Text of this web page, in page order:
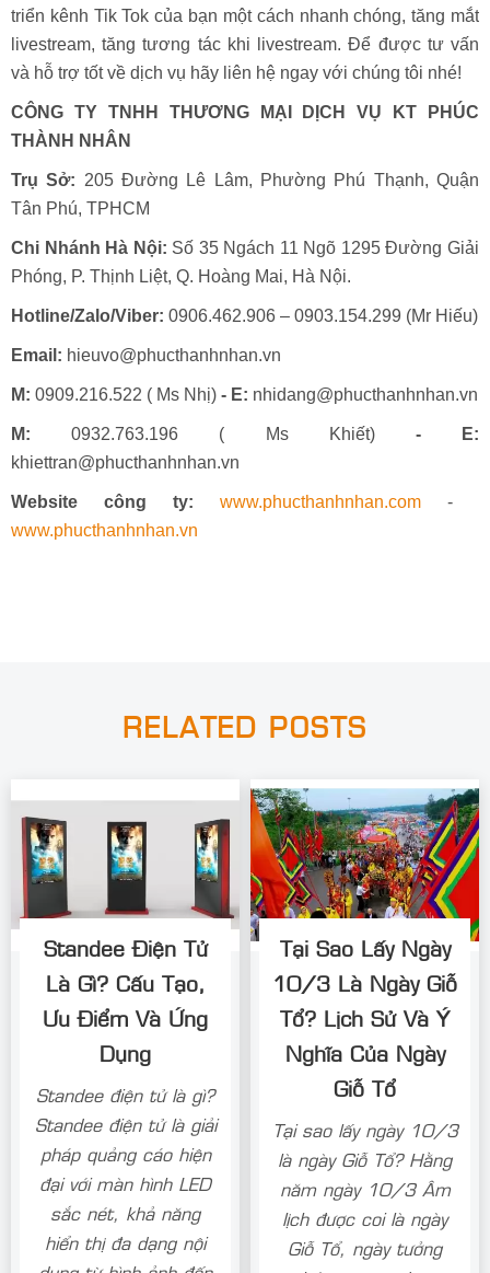
triển kênh Tik Tok của bạn một cách nhanh chóng, tăng mắt
livestream, tăng tương tác khi livestream. Để được tư vấn
và hỗ trợ tốt về dịch vụ hãy liên hệ ngay với chúng tôi nhé!
CÔNG TY TNHH THƯƠNG MẠI DỊCH VỤ KT PHÚC
THÀNH NHÂN
Trụ Sở: 205 Đường Lê Lâm, Phường Phú Thạnh, Quận
Tân Phú, TPHCM
Chi Nhánh Hà Nội: Số 35 Ngách 11 Ngõ 1295 Đường Giải
Phóng, P. Thịnh Liệt, Q. Hoàng Mai, Hà Nội.
Hotline/Zalo/Viber: 0906.462.906 – 0903.154.299 (Mr Hiếu)
Email: hieuvo@phucthanhnhan.vn
M: 0909.216.522 ( Ms Nhị) - E: nhidang@phucthanhnhan.vn
M: 0932.763.196 ( Ms Khiết) - E:
khiettran@phucthanhnhan.vn
Website công ty: www.phucthanhnhan.com -
www.phucthanhnhan.vn
RELATED POSTS
Standee Điện Tử
Là Gì? Cấu Tạo,
Ưu Điểm Và Ứng
Dụng
Standee điện tử là gì?
Standee điện tử là giải
pháp quảng cáo hiện
đại với màn hình LED
sắc nét, khả năng
hiển thị đa dạng nội
Tại Sao Lấy Ngày
10/3 Là Ngày Giỗ
Tổ? Lịch Sử Và Ý
Nghĩa Của Ngày
Giỗ Tổ
Tại sao lấy ngày 10/3
là ngày Giỗ Tổ? Hằng
năm ngày 10/3 Âm
lịch được coi là ngày
Giỗ Tổ, ngày tưởng